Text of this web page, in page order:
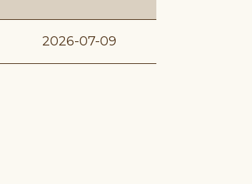
2026-07-09